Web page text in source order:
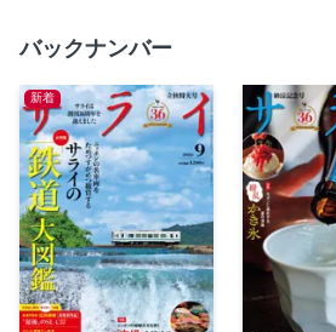
日本美術そもそも講義
ー・87歳）
サライPremium Watch 並木浩一の時
Fashion 〝着る〟は愉しい～組み合
定期購読のご案内
展覧会情報
サライBOOKレビュー
人生を変えたこの一冊 今井通子（登
バックナンバー
新着